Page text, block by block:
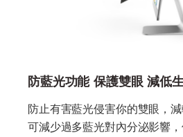
防藍光功能 保護雙眼 減低
防止有害藍光侵害你的雙眼，
可減少過多藍光對內分泌影響